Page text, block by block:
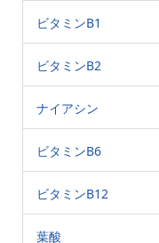
ビタミンB1
ビタミンB2
ナイアシン
ビタミンB6
ビタミンB12
葉酸